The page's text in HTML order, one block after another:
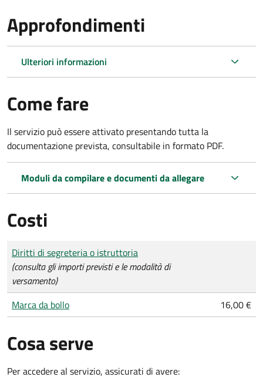
Approfondimenti
Ulteriori informazioni
Come fare
Il servizio può essere attivato presentando tutta la
documentazione prevista, consultabile in formato PDF.
Moduli da compilare e documenti da allegare
Costi
Tipo di pagamento
Importo
Diritti di segreteria o istruttoria
(consulta gli importi previsti e le modalità di
versamento)
Marca da bollo
16,00 €
Cosa serve
Per accedere al servizio, assicurati di avere: